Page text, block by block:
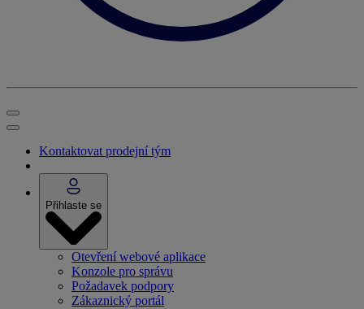
Kontaktovat prodejní tým
Přihlaste se
Otevření webové aplikace
Konzole pro správu
Požadavek podpory
Zákaznický portál